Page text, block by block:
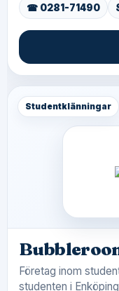
☎ 0281-71490
Studentklänningar
Företag inom
studenten i